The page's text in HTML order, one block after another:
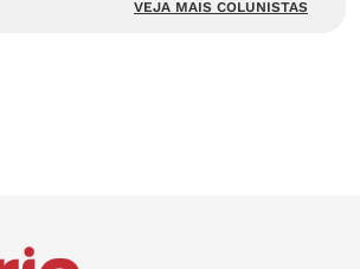
VEJA MAIS COLUNISTAS